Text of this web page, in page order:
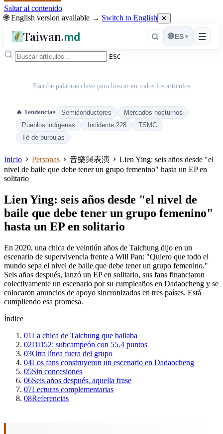
Saltar al contenido
🌐 English version available → Switch to English ✕
Taiwan.md ☰
🌐 ES ▾
ESC
Escribe palabras clave para buscar en todos los artículos
🔥 Tendencias Semiconductores
Mercados nocturnos
Pueblos indígenas
Incidente 228
TSMC
Té de burbujas
Inicio Personas 音樂與表演
Lien Ying: seis años desde "el
nivel de baile que debe tener un grupo femenino" hasta un EP en
solitario
Lien Ying: seis años desde "el nivel de
baile que debe tener un grupo femenino"
hasta un EP en solitario
En 2020, una chica de veintiún años de Taichung dijo en un
escenario de supervivencia frente a Will Pan: "Quiero que todo el
mundo sepa el nivel de baile que debe tener un grupo femenino."
Seis años después, lanzó un EP en solitario, sus fans financiaron
colectivamente un escenario por su cumpleaños en Dadaocheng y se
colocaron anuncios de apoyo sincronizados en tres países. Está
cumpliendo esa promesa.
Índice
01La chica de Taichung que bailaba
02DD52: subcampeón con 55.4 puntos
03Otra línea fuera del grupo
04Los fans construyeron un escenario en Dadaocheng
05Sin concesiones
06Seis años después, aquella frase
07Lecturas complementarias
08Referencias